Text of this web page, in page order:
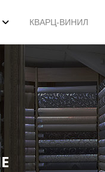
КВАРЦ-ВИНИЛ